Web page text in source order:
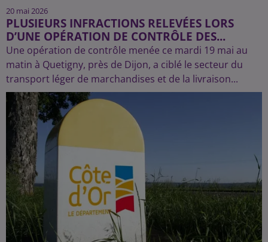
20 mai 2026
PLUSIEURS INFRACTIONS RELEVÉES LORS
D’UNE OPÉRATION DE CONTRÔLE DES...
Une opération de contrôle menée ce mardi 19 mai au
matin à Quetigny, près de Dijon, a ciblé le secteur du
transport léger de marchandises et de la livraison...